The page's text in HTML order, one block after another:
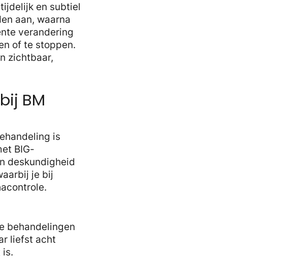
en subtiel
aan, waarna
verandering
of te stoppen.
zichtbaar,
BM
is
BIG-
deskundigheid
je bij
behandelingen
liefst acht
is.